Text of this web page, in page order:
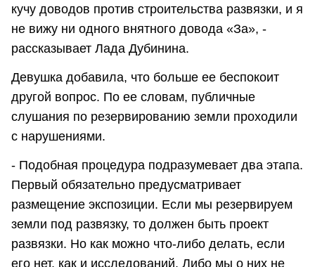
кучу доводов против строительства развязки, и я
не вижу ни одного внятного довода «За», -
рассказывает Лада Дубинина.
Девушка добавила, что больше ее беспокоит
другой вопрос. По ее словам, публичные
слушания по резервированию земли проходили
с нарушениями.
- Подобная процедура подразумевает два этапа.
Первый обязательно предусматривает
размещение экспозиции. Если мы резервируем
земли под развязку, то должен быть проект
развязки. Но как можно что-либо делать, если
его нет, как и исследований. Либо мы о них не